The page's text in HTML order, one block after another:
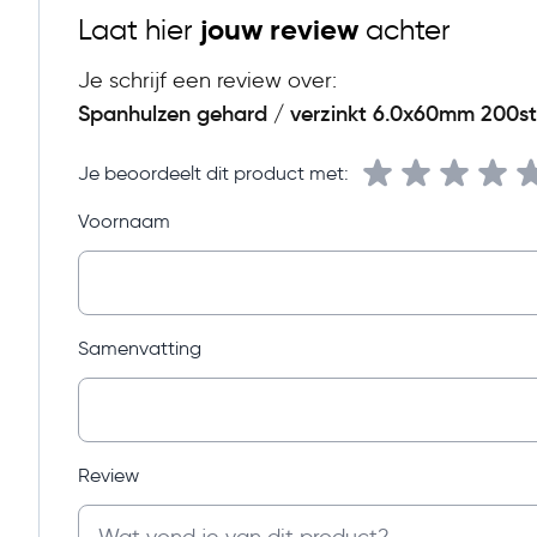
Laat hier jouw review achter
Je schrijf een review over:
Spanhulzen gehard / verzinkt 6.0x60mm
Je beoordeelt dit product met:
Voornaam
Samenvatting
Review